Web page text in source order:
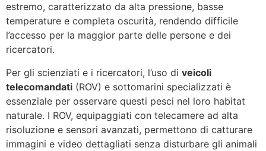
estremo, caratterizzato da alta pressione, basse
temperature e completa oscurità, rendendo difficile
l’accesso per la maggior parte delle persone e dei
ricercatori.
Per gli scienziati e i ricercatori, l’uso di veicoli
telecomandati (ROV) e sottomarini specializzati è
essenziale per osservare questi pesci nel loro habitat
naturale. I ROV, equipaggiati con telecamere ad alta
risoluzione e sensori avanzati, permettono di catturare
immagini e video dettagliati senza disturbare gli animali